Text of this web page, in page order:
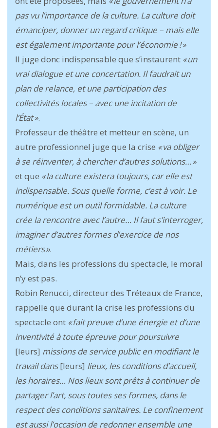
pas vu l’importance de la culture. La culture doit
émanciper, donner un regard critique – mais elle
est également importante pour l’économie ! »
Il juge donc indispensable que s’instaurent « un
vrai dialogue et une concertation. Il faudrait un
plan de relance, et une participation des
collectivités locales – avec une incitation de
l’État ».
Professeur de théâtre et metteur en scène, un
autre professionnel juge que la crise « va obliger
à se réinventer, à chercher d’autres solutions… »
et que « la culture existera toujours, car elle est
indispensable. Sous quelle forme, c’est à voir. Le
numérique est un outil formidable. La culture
crée la rencontre avec l’autre… Il faut s’interroger,
imaginer d’autres formes d’exercice de nos
métiers ».
Mais, dans les professions du spectacle, le moral
n’y est pas.
Robin Renucci, directeur des Tréteaux de France,
rappelle que durant la crise les professions du
spectacle ont « fait preuve d’une énergie et d’une
inventivité à toute épreuve pour poursuivre
[leurs] missions de service public en modifiant le
travail dans[leurs] lieux, les conditions d’accueil,
les horaires… Nos lieux sont prêts à continuer de
partager l’art, sous toutes ses formes, dans le
respect des conditions sanitaires. Le confinement
est aussi l’occasion de redonner ensemble une